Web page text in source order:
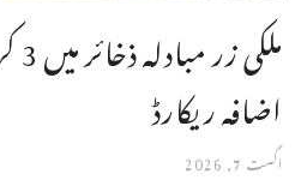
اضافہ ریکارڈ
اگست 7, 2026